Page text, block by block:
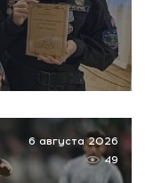
6 августа 2026
49